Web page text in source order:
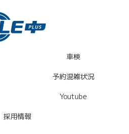
車検
予約混雑状況
Youtube
採用情報